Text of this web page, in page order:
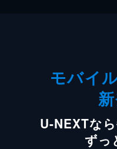
モバイ
U-NEXTな
ずっ